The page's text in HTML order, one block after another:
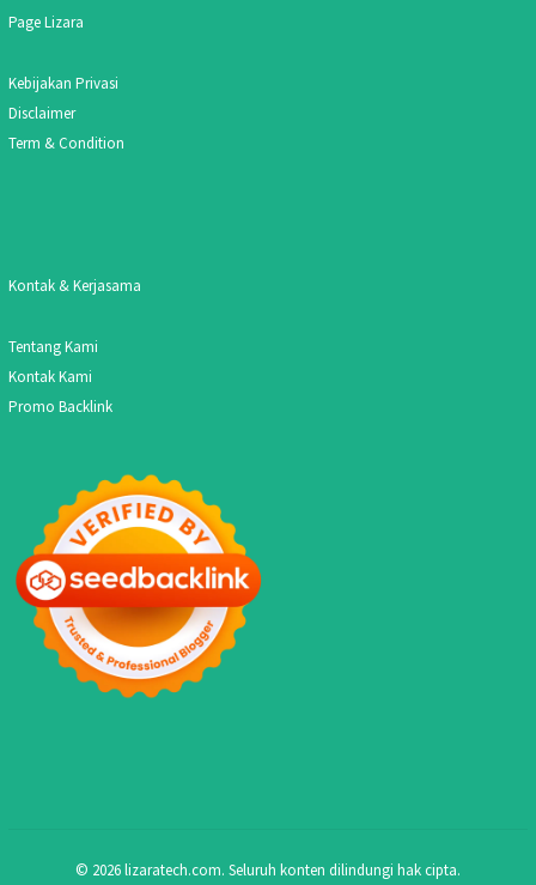
Page Lizara
Kebijakan Privasi
Disclaimer
Term & Condition
Kontak & Kerjasama
Tentang Kami
Kontak Kami
Promo Backlink
© 2026 lizaratech.com. Seluruh konten dilindungi hak cipta.